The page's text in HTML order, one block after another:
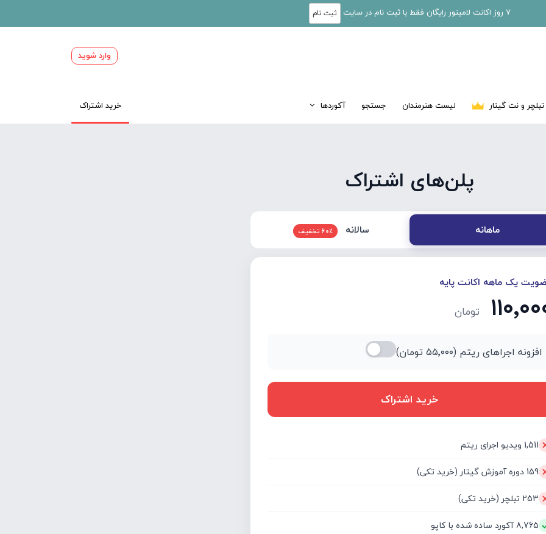
7 روز اکانت لامینور رایگان فقط با ثبت نام در سایت ثبت نام
وارد شوید
تبلچر و نت گیتار لیست هنرمندان جستجو آکوردها خرید اشتراک
پلن‌های اشتراک
ماهانه سالانه 60٪ تخفیف
یک ماهه اکانت پایه
تومان
افزونه اجراهای ریتم (۵۵٬۰۰۰تومان)
خرید اشتراک
1,511 ویدیو اجرای ریتم
159 دوره آموزش گیتار (خرید تکی)
253 تبلچر (خرید تکی)
8,765 آکورد ساده شده با کاپو